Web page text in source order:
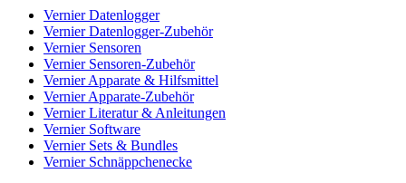
Vernier Datenlogger
Vernier Datenlogger-Zubehör
Vernier Sensoren
Vernier Sensoren-Zubehör
Vernier Apparate & Hilfsmittel
Vernier Apparate-Zubehör
Vernier Literatur & Anleitungen
Vernier Software
Vernier Sets & Bundles
Vernier Schnäppchenecke